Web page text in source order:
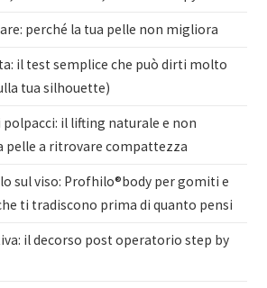
perché la tua pelle non migliora
il test semplice che può dirti molto
tua silhouette)
polpacci: il lifting naturale e non
pelle a ritrovare compattezza
sul viso: Profhilo®body per gomiti e
ti tradiscono prima di quanto pensi
il decorso post operatorio step by